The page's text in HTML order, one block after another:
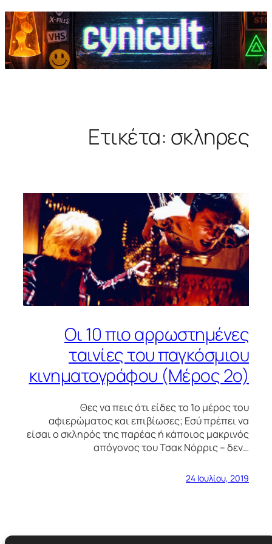
Ετικέτα: σκληρες
Οι 10 πιο αρρωστημένες
ταινίες του παγκόσμιου
κινηματογράφου (Μέρος 2ο)
Θες να πεις ότι είδες το 1ο μέρος του
αφιερώματος και επιβίωσες; Εσύ πρέπει να
είσαι ο σκληρός της παρέας ή κάποιος μακρινός
απόγονος του Τσακ Νόρρις – δεν…
24 Ιουλίου, 2019